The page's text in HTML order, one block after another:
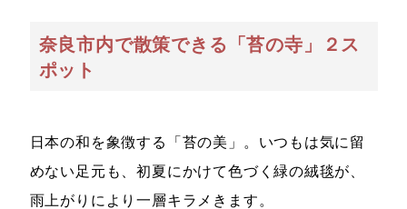
奈良市内で散策できる「苔の寺」２ス
ポット
日本の和を象徴する「苔の美」。いつもは気に留
めない足元も、初夏にかけて色づく緑の絨毯が、
雨上がりにより一層キラメきます。